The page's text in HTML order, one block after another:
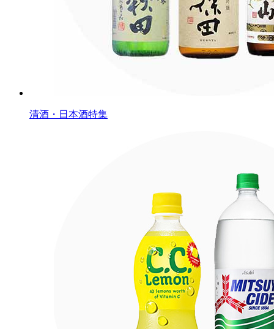
清酒・日本酒特集